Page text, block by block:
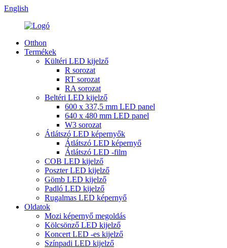
English
Otthon
Termékek
Kültéri LED kijelző
R sorozat
RT sorozat
RA sorozat
Beltéri LED kijelző
600 x 337,5 mm LED panel
640 x 480 mm LED panel
W3 sorozat
Átlátszó LED képernyők
Átlátszó LED képernyő
Átlátszó LED -film
COB LED kijelző
Poszter LED kijelző
Gömb LED kijelző
Padló LED kijelző
Rugalmas LED képernyő
Oldatok
Mozi képernyő megoldás
Kölcsönző LED kijelző
Koncert LED -es kijelző
Színpadi LED kijelző